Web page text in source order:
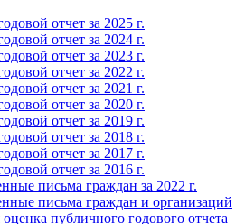
отчет за 2025 г.
отчет за 2024 г.
отчет за 2023 г.
отчет за 2022 г.
отчет за 2021 г.
отчет за 2020 г.
отчет за 2019 г.
отчет за 2018 г.
отчет за 2017 г.
отчет за 2016 г.
письма граждан за 2022 г.
письма граждан и организаций
публичного годового отчета